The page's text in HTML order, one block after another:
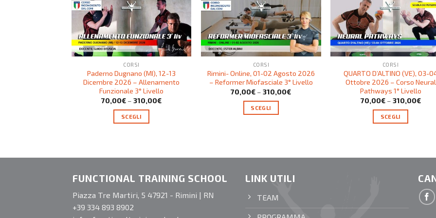
CORSI
Paderno Dugnano (MI), 12-13
Dicembre 2026 – Allenamento
Funzionale 3° Livello
70,00€ –310,00€
SCEGLI
CORSI
Rimini- Online, 01-02 Agosto 2026
– Reformer Miofasciale 3° Livello
70,00€ –310,00€
SCEGLI
CORSI
QUARTO D’ALTINO (VE), 03-
Ottobre 2026 – Corso Neural
Pathways 1° Livello
70,00€– 310,00€
SCEGLI
FUNCTIONAL TRAINING SCHOOL
Piazza Tre Martiri, 5 47921 - Rimini | RN
+39 334 893 8902
LINK UTILI
TEAM